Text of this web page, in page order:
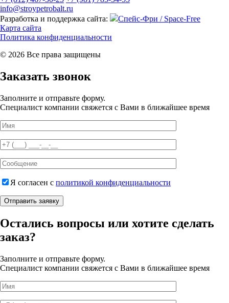
info@stroypetrobalt.ru
Разработка и поддержка сайта:
Спейс-Фри / Space-Free
Карта сайта
Политика конфиденциальности
© 2026 Все права защищены
Заказать звонок
Заполните и отправьте форму.
Специалист компании свяжется с Вами в ближайшее время
Я согласен с политикой конфиденциальности
Отправить заявку
Остались вопросы или хотите сделать
заказ?
Заполните и отправьте форму.
Специалист компании свяжется с Вами в ближайшее время